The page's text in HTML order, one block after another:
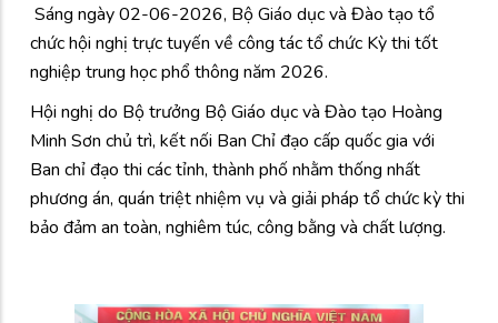
Sáng ngày 02-06-2026, Bộ Giáo dục và Đào tạo tổ
chức hội nghị trực tuyến về công tác tổ chức Kỳ thi tốt
nghiệp trung học phổ thông năm 2026.
Hội nghị do Bộ trưởng Bộ Giáo dục và Đào tạo Hoàng
Minh Sơn chủ trì, kết nối Ban Chỉ đạo cấp quốc gia với
Ban chỉ đạo thi các tỉnh, thành phố nhằm thống nhất
phương án, quán triệt nhiệm vụ và giải pháp tổ chức kỳ thi
bảo đảm an toàn, nghiêm túc, công bằng và chất lượng.